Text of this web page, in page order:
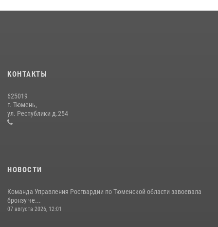
Сотрудники тюменского СОБР "Сова" отработали навыки
десантирования на Урале
16 июля 2026, 10:42
КОНТАКТЫ
625019
г. Тюмень,
ул. Республики д.254
НОВОСТИ
Команда Управления Росгвардии по Тюменской области завоевала
бронзу че...
07 августа 2026, 12:01